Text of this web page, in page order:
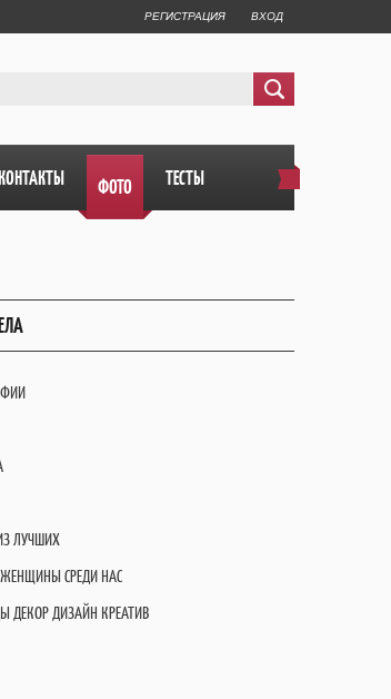
РЕГИСТРАЦИЯ ВХОД
ФОТО ТЕСТЫ
ЛУЧШИХ
СРЕДИ НАС
ДЕКОР ДИЗАЙН КРЕАТИВ